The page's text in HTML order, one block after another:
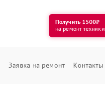
Получить 1500₽
на ремонт техники
Заявка на ремонт Контакты